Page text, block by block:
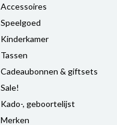
Accessoires
Speelgoed
Kinderkamer
Tassen
Cadeaubonnen & giftsets
Sale!
Kado-, geboortelijst
Merken